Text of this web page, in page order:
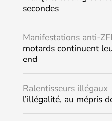
secondes
Manifestations anti-
motards continuent
end
Ralentisseurs illégaux
l’illégalité, au mépris